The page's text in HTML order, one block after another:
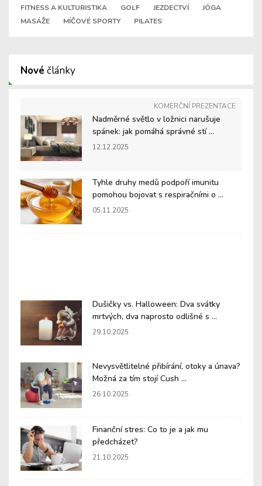
FITNESS A KULTURISTIKA
GOLF JEZDECTVÍ
JÓGA
MASÁŽE
MÍČOVÉ SPORTY PILATES
Nové články
KOMERČNÍ PREZENTACE
Nadměrné světlo v ložnici narušuje
spánek: jak pomáhá správné stí ...
12.12.2025
Tyhle druhy medů podpoří imunitu
pomohou bojovat s respiračními o ...
05.11.2025
Dušičky vs. Halloween: Dva svátky
mrtvých, dva naprosto odlišné s ...
29.10.2025
Nevysvětlitelné přibírání, otoky a únava?
Možná za tím stojí Cush ...
26.10.2025
Finanční stres: Co to je a jak mu
předcházet?
21.10.2025